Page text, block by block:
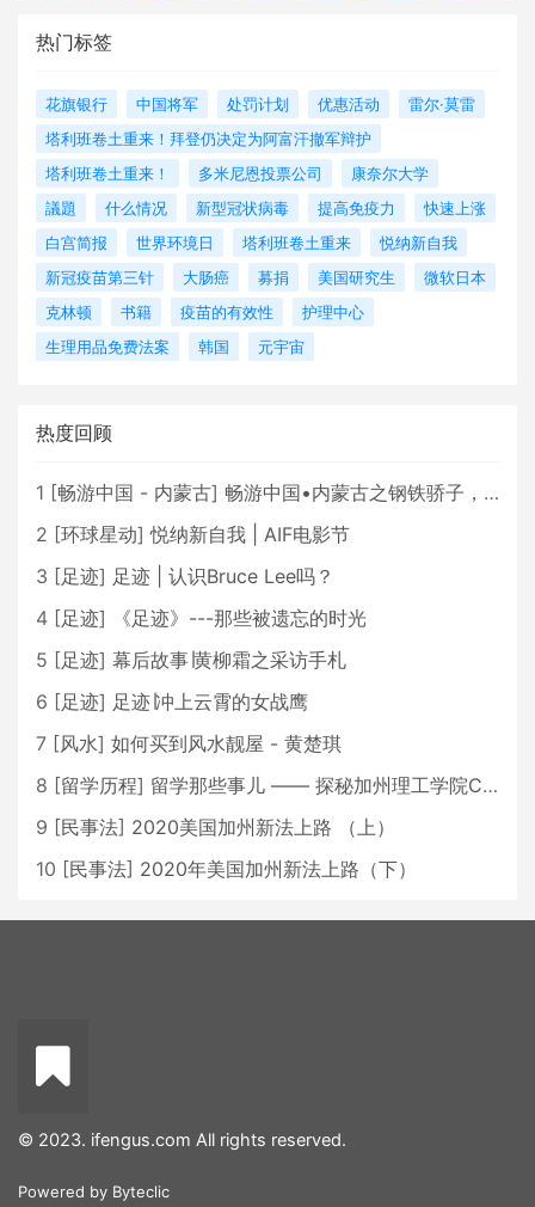
热门标签
花旗银行 中国将军 处罚计划 优惠活动
雷尔·莫雷
塔利班卷土重来！拜登仍决定为阿富汗撤军辩护
塔利班卷土重来！
多米尼恩投票公司
康奈尔大学
議題
什么情况 新型冠状病毒 提高免疫力
快速上涨
白宫简报
世界环境日 塔利班卷土重来
悦纳新自我
新冠疫苗第三针
大肠癌 募捐 美国研究生
微软日本
克林顿
书籍 疫苗的有效性
护理中心
生理用品免费法案
韩国 元宇宙
热度回顾
1 [畅游中国 - 内蒙古] 畅游中国•内蒙古之钢铁骄子，魅力包头
2 [环球星动] 悦纳新自我 | AIF电影节
3 [足迹] 足迹 | 认识Bruce Lee吗？
4 [足迹]
《足迹》---那些被遗忘的时光
5 [足迹] 幕后故事∣黄柳霜之采访手札
6 [足迹] 足迹∣冲上云霄的女战鹰
7 [风水] 如何买到风水靓屋 - 黄楚琪
8 [留学历程] 留学那些事儿 —— 探秘加州理工学院Caltech博士生活 [上集]
9 [民事法] 2020美国加州新法上路 （上）
10 [民事法] 2020年美国加州新法上路（下）
© 2023. ifengus.com All rights reserved.
Powered by Byteclic